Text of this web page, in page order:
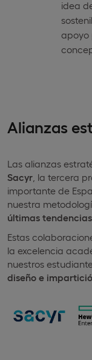
idea
apoyo
Alianzas
Las alianzas
Sacyr , la tercera
importante de
nuestra
últimas
Estas
la excelencia
nuestros
diseño e